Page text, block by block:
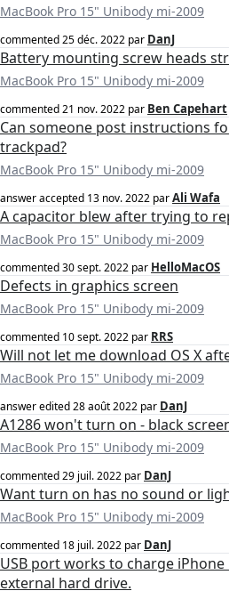
MacBook Pro 15" Unibody mi-2009
commented25 déc. 2022 par DanJ
Battery mounting screw heads
MacBook Pro 15" Unibody mi-2009
commented21 nov. 2022 par Ben Capehart
Can someone post instructions
trackpad?
MacBook Pro 15" Unibody mi-2009
answer accepted 13 nov. 2022 parAli Wafa
A capacitor blew after trying to
MacBook Pro 15" Unibody mi-2009
commented30 sept. 2022 par HelloMacOS
Defects in graphics screen
MacBook Pro 15" Unibody mi-2009
commented 10 sept. 2022 par RRS
Will not let me download OS X
MacBook Pro 15" Unibody mi-2009
answer edited28 août 2022 par DanJ
A1286 won't turn on - black
MacBook Pro 15" Unibody mi-2009
commented29 juil. 2022 par DanJ
Want turn on has no sound or
MacBook Pro 15" Unibody mi-2009
commented 18 juil. 2022 par DanJ
USB port works to charge
external hard drive.